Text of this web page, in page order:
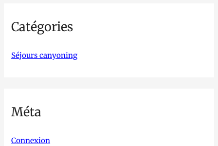
Catégories
Séjours canyoning
Méta
Connexion